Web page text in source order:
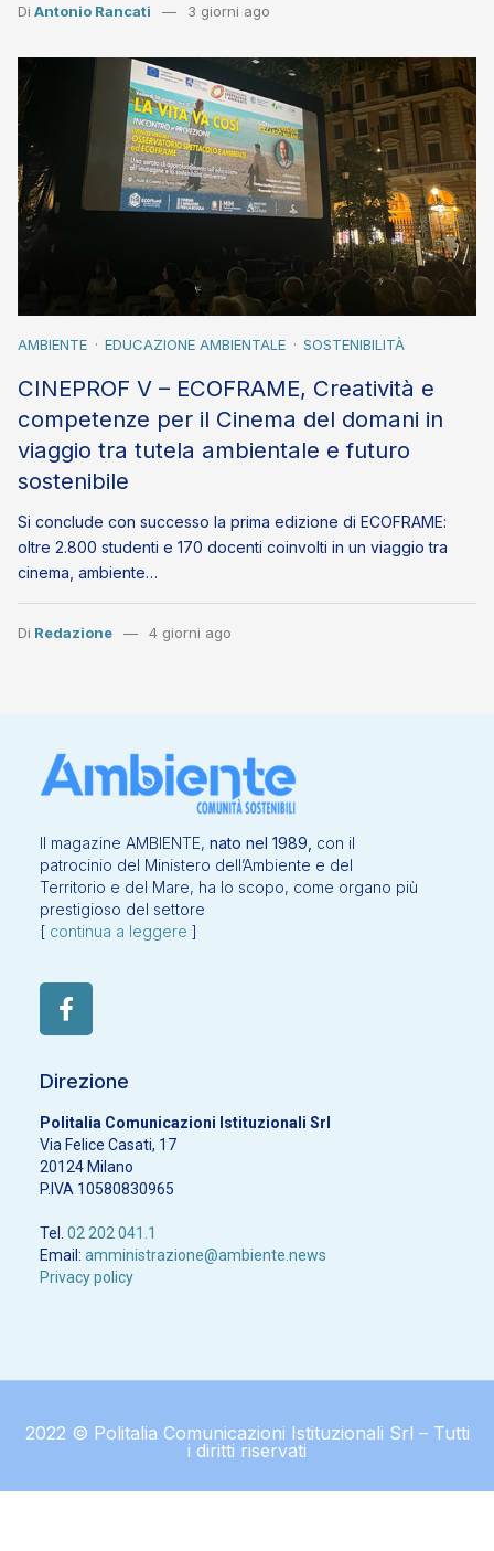
Di Antonio Rancati 3 giorni ago
AMBIENTE EDUCAZIONE AMBIENTALE SOSTENIBILITÀ
CINEPROF V – ECOFRAME, Creatività e
competenze per il Cinema del domani in
viaggio tra tutela ambientale e futuro
sostenibile
Si conclude con successo la prima edizione di ECOFRAME:
oltre 2.800 studenti e 170 docenti coinvolti in un viaggio tra
cinema, ambiente…
Di Redazione 4 giorni ago
Il magazine AMBIENTE, nato nel 1989, con il
patrocinio del Ministero dell’Ambiente e del
Territorio e del Mare, ha lo scopo, come organo più
prestigioso del settore
[ continua a leggere ]
Direzione
Politalia Comunicazioni Istituzionali Srl
Via Felice Casati, 17
20124 Milano
P.IVA 10580830965
Tel. 02 202 041.1
Email: amministrazione@ambiente.news
Privacy policy
2022 © Politalia Comunicazioni Istituzionali Srl – Tutti
i diritti riservati